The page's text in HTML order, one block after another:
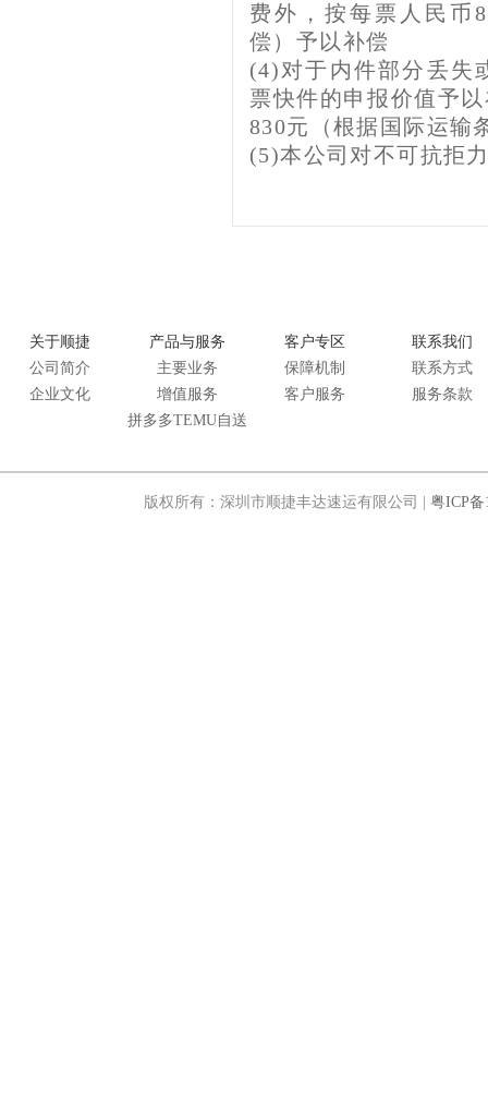
费外，按每票人民币
偿）予以补偿
(4)对于内件部分丢失
票快件的申报价值予
830元（根据国际运输
(5)本公司对不可抗拒
关于顺捷
公司简介
企业文化
产品与服务
主要业务
增值服务
拼多多TEMU自送
客户专区
保障机制
客户服务
联系我们
联系方式
服务条款
版权所有：深圳市顺捷丰达速运有限公司 | 粤ICP备